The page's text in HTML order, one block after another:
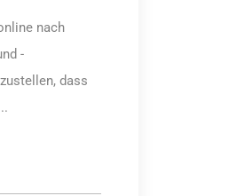
nach
-
dass